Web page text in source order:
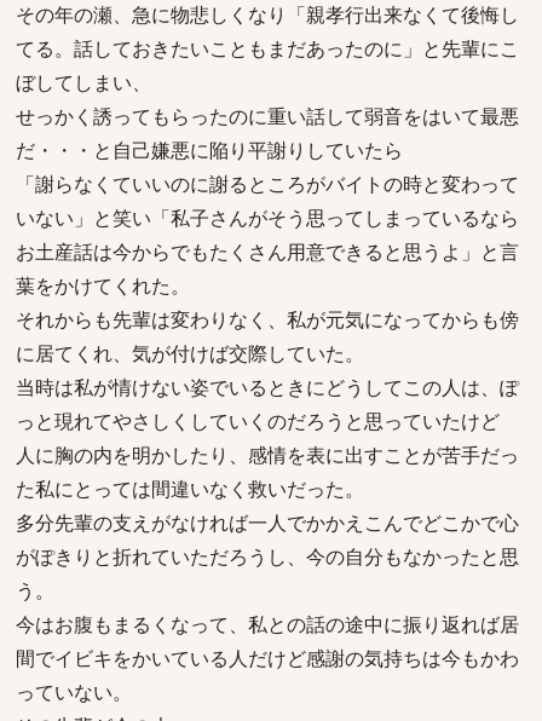
その年の瀬、急に物悲しくなり「親孝行出来なくて後悔し
てる。話しておきたいこともまだあったのに」と先輩にこ
ぼしてしまい、
せっかく誘ってもらったのに重い話して弱音をはいて最悪
だ・・・と自己嫌悪に陥り平謝りしていたら
「謝らなくていいのに謝るところがバイトの時と変わって
いない」と笑い「私子さんがそう思ってしまっているなら
お土産話は今からでもたくさん用意できると思うよ」と言
葉をかけてくれた。
それからも先輩は変わりなく、私が元気になってからも傍
に居てくれ、気が付けば交際していた。
当時は私が情けない姿でいるときにどうしてこの人は、ぽ
っと現れてやさしくしていくのだろうと思っていたけど
人に胸の内を明かしたり、感情を表に出すことが苦手だっ
た私にとっては間違いなく救いだった。
多分先輩の支えがなければ一人でかかえこんでどこかで心
がぽきりと折れていただろうし、今の自分もなかったと思
う。
今はお腹もまるくなって、私との話の途中に振り返れば居
間でイビキをかいている人だけど感謝の気持ちは今もかわ
っていない。